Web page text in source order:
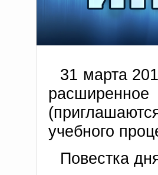
31 марта
учебного
Повестка